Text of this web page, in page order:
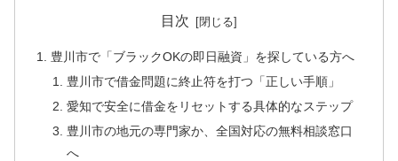
目次
豊川市で「ブラックOKの即日融資」を探している方へ
豊川市で借金問題に終止符を打つ「正しい手順」
愛知で安全に借金をリセットする具体的なステップ
豊川市の地元の専門家か、全国対応の無料相談窓口
へ